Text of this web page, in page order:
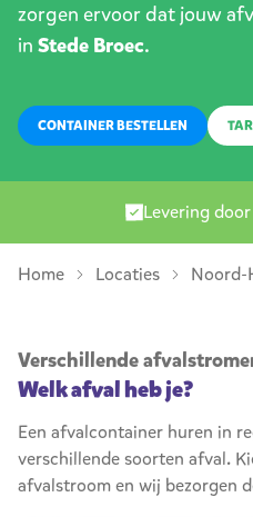
zorgen ervoor dat jouw
in Stede Broec.
CONTAINER BESTELLEN
Levering
Home Locaties Noord-
Verschillende
Welk afval heb je?
Een afvalcontainer huren in
verschillende soorten afval.
afvalstroom en wij bezorgen